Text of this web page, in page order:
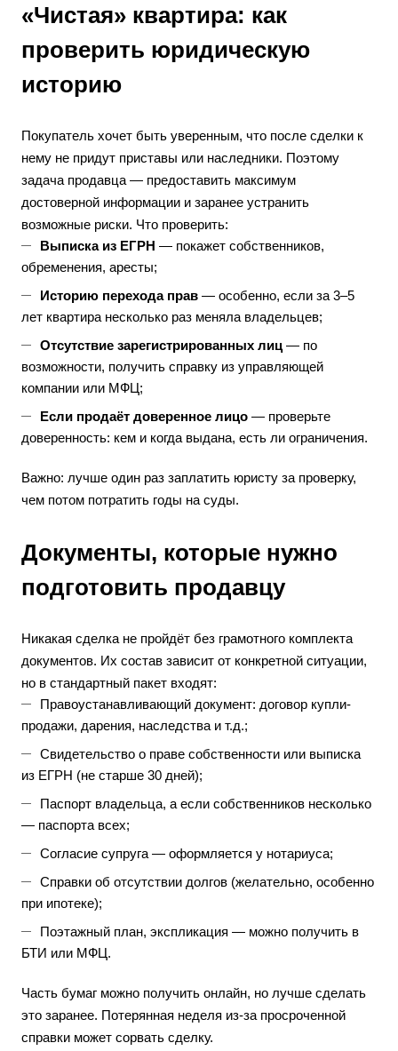
«Чистая» квартира: как
проверить юридическую
историю
Покупатель хочет быть уверенным, что после сделки к
нему не придут приставы или наследники. Поэтому
задача продавца — предоставить максимум
достоверной информации и заранее устранить
возможные риски. Что проверить:
Выписка из ЕГРН — покажет собственников,
обременения, аресты;
Историю перехода прав — особенно, если за 3–5
лет квартира несколько раз меняла владельцев;
Отсутствие зарегистрированных лиц — по
возможности, получить справку из управляющей
компании или МФЦ;
Если продаёт доверенное лицо — проверьте
доверенность: кем и когда выдана, есть ли ограничения.
Важно: лучше один раз заплатить юристу за проверку,
чем потом потратить годы на суды.
Документы, которые нужно
подготовить продавцу
Никакая сделка не пройдёт без грамотного комплекта
документов. Их состав зависит от конкретной ситуации,
но в стандартный пакет входят:
Правоустанавливающий документ: договор купли-
продажи, дарения, наследства и т.д.;
Свидетельство о праве собственности или выписка
из ЕГРН (не старше 30 дней);
Паспорт владельца, а если собственников несколько
— паспорта всех;
Согласие супруга — оформляется у нотариуса;
Справки об отсутствии долгов (желательно, особенно
при ипотеке);
Поэтажный план, экспликация — можно получить в
БТИ или МФЦ.
Часть бумаг можно получить онлайн, но лучше сделать
это заранее. Потерянная неделя из-за просроченной
справки может сорвать сделку.